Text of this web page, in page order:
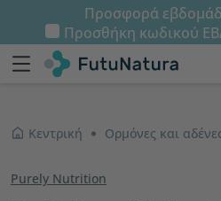
Προσφορά
Προσθήκη κωδικού
Κεντρική Ορμόνες και
Purely Nutrition